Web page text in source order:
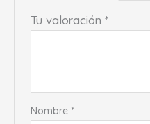
Tu valoración*
Nombre *